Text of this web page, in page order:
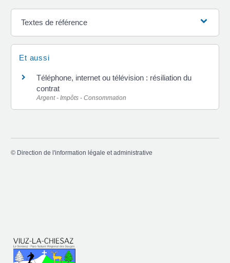
Textes de référence
Et aussi
Téléphone, internet ou télévision : résiliation du
contrat
Argent - Impôts - Consommation
© Direction de l'information légale et administrative